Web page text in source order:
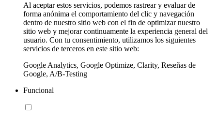
Al aceptar estos servicios, podemos rastrear y evaluar de
forma anónima el comportamiento del clic y navegación
dentro de nuestro sitio web con el fin de optimizar nuestro
sitio web y mejorar continuamente la experiencia general del
usuario. Con tu consentimiento, utilizamos los siguientes
servicios de terceros en este sitio web:
Google Analytics, Google Optimize, Clarity, Reseñas de
Google, A/B-Testing
Funcional